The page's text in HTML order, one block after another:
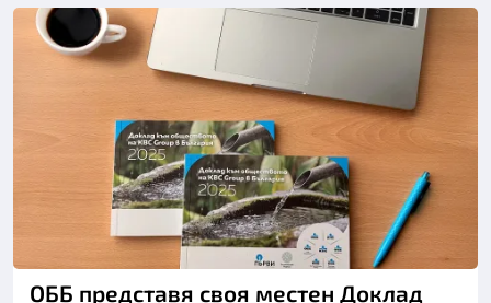
ОББ представя своя местен Доклад